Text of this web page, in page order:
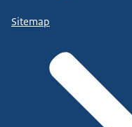
Sitemap